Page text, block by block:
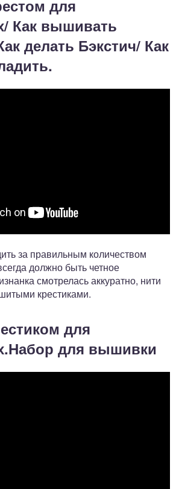
для
Как вышивать
делать Бэкстич/ Как
за правильным количеством
должно быть четное
смотрелась аккуратно, нити
крестиками.
для
для вышивки